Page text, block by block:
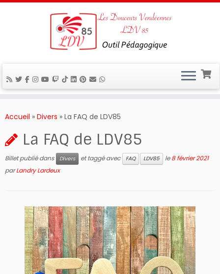
auAccueil » Divers » La FAQ de LDV85
La FAQ de LDV85
Billet publié dans Divers et taggé avec FAQ LDV85 le8 février 2021
parLandry Lardeux